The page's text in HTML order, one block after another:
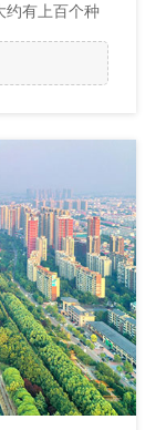
约有上百个种
为止，这种景
主要出现在
福宝景区是地
亩，成片楠竹